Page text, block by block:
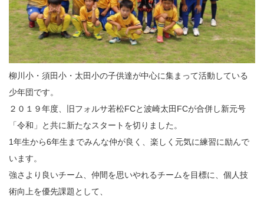
柳川小・須田小・太田小の子供達が中心に集まって活動している
少年団です。
２０１９年度、旧フォルサ若松FCと波崎太田FCが合併し新元号
「令和」と共に新たなスタートを切りました。
1年生から6年生までみんな仲が良く、楽しく元気に練習に励んで
います。
強さより良いチーム、仲間を思いやれるチームを目標に、個人技
術向上を優先課題として、